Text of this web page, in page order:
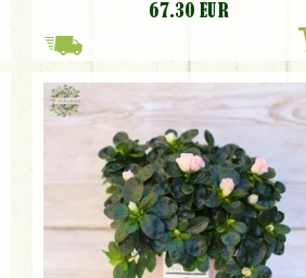
67.30 EUR